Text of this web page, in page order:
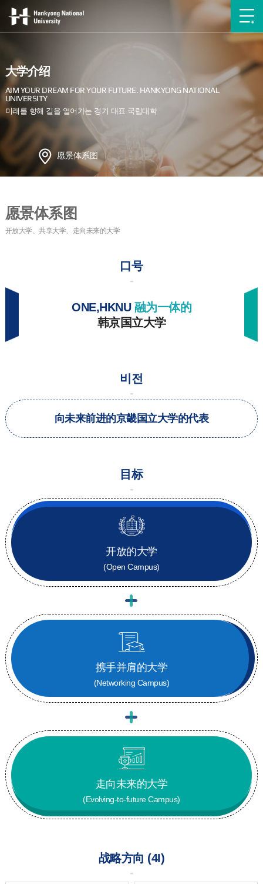
大学介绍
愿景体系图
愿景体系图
口号
ONE,HKNU 融为一体的
韩京国立大学
비전
向未来前进的京畿国立大学的代表
目标
开放的大学
(Open Campus)
携手并肩的大学
(Networking Campus)
走向未来的大学
(Evolving-to-future Campus)
战略方向 (4I)